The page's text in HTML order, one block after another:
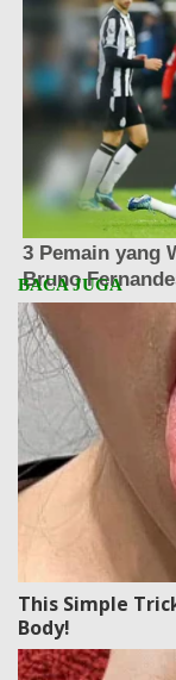
This Simple
Body!